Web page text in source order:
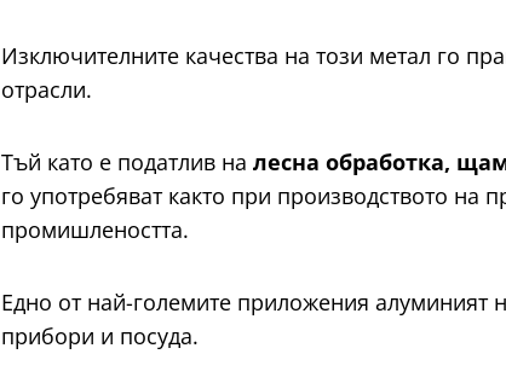
Изключителните качества на този метал го
отрасли.
Тъй като е податлив на лесна обработка,
го употребяват както при производството на
промишлеността.
Едно от най-големите приложения алуминият
прибори и посуда.